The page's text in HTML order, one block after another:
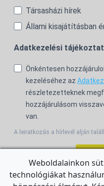
Társasházi hírek
Állami kisajátításban
Adatkezelési
Önkéntesen
kezeléséhez az
részletezetteknek
hozzájárulásom
van.
A leiratkozás a hírlevél alján
For the English
Weboldalainkon
technológiákat